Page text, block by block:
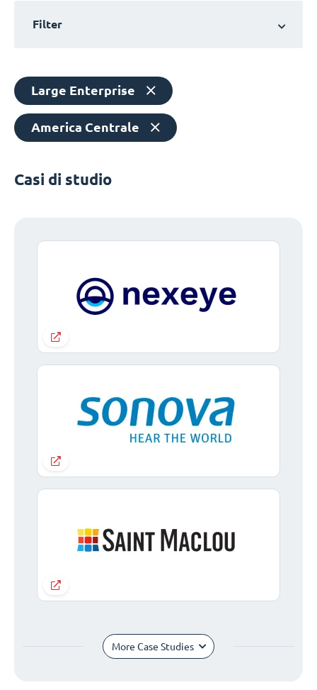
Filter
Large Enterprise
America Centrale
Casi di studio
More Case Studies